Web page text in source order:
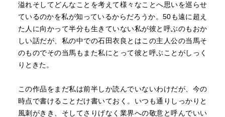
溢れそしてどんなことを考えて様々なことへ思いを巡らせ
ているのかを私が知っているからだろうか。50も遠に超え
た人に向かって半分も生きていない私が彼と呼ぶのもおか
しい話だが、私の中での石田衣良とはこの主人公の当馬そ
のものでその当馬もまた私にとって彼と呼ぶことがしっく
りときた。
この作品をまだ私は前半しか読んでいないわけだが、今の
時点で書けることだけ書いておく。いつも通りしっかりと
風刺がきき、そしてさりげなく業界への敬意と呼んでいい